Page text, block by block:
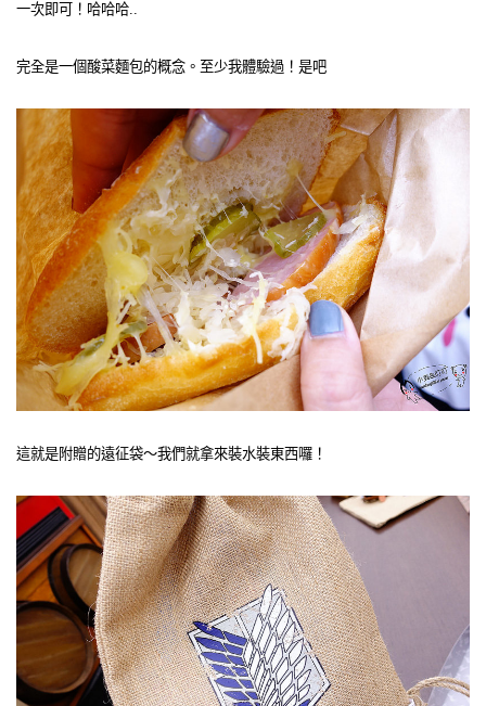
一次即可！哈哈哈..
完全是一個酸菜麵包的概念。至少我體驗過！是吧
這就是附贈的遠征袋～我們就拿來裝水裝東西囉！